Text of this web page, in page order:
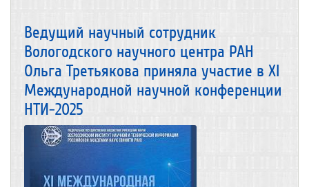
Ведущий научный сотрудник
Вологодского научного центра РАН
Ольга Третьякова приняла участие в XI
Международной научной конференции
НТИ-2025